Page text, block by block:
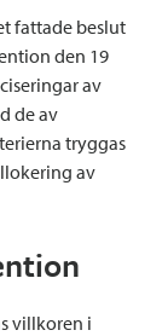
fattade beslut
den 19
av
de av
tryggas
av
villkoren i